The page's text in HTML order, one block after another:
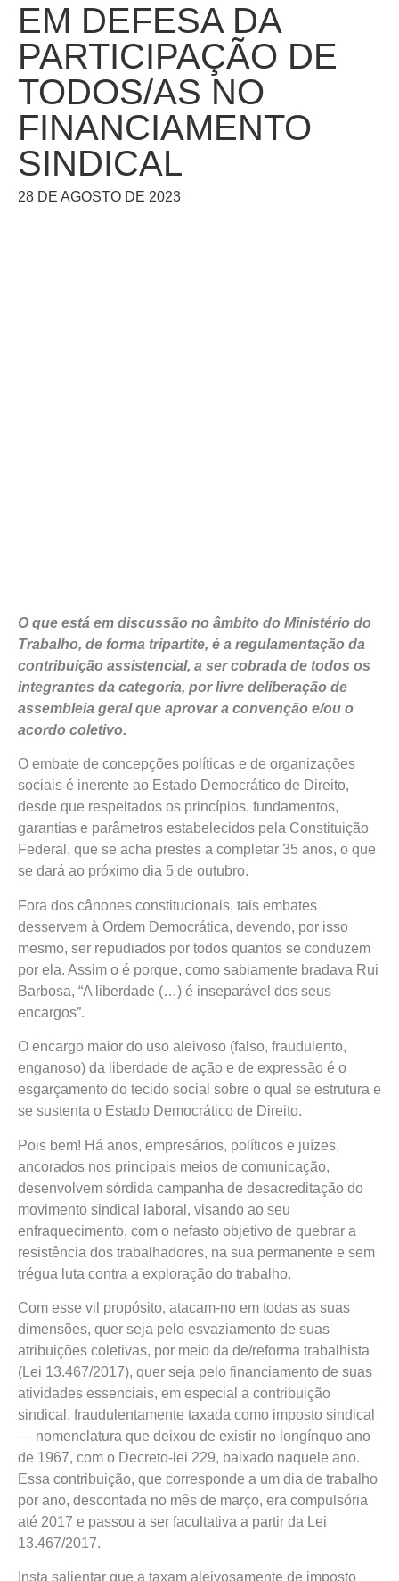
EM DEFESA DA
PARTICIPAÇÃO DE
TODOS/AS NO
FINANCIAMENTO
SINDICAL
28 DE AGOSTO DE 2023
O que está em discussão no âmbito do Ministério do
Trabalho, de forma tripartite, é a regulamentação da
contribuição assistencial, a ser cobrada de todos os
integrantes da categoria, por livre deliberação de
assembleia geral que aprovar a convenção e/ou o
acordo coletivo.
O embate de concepções políticas e de organizações
sociais é inerente ao Estado Democrático de Direito,
desde que respeitados os princípios, fundamentos,
garantias e parâmetros estabelecidos pela Constituição
Federal, que se acha prestes a completar 35 anos, o que
se dará ao próximo dia 5 de outubro.
Fora dos cânones constitucionais, tais embates
desservem à Ordem Democrática, devendo, por isso
mesmo, ser repudiados por todos quantos se conduzem
por ela. Assim o é porque, como sabiamente bradava Rui
Barbosa, “A liberdade (…) é inseparável dos seus
encargos”.
O encargo maior do uso aleivoso (falso, fraudulento,
enganoso) da liberdade de ação e de expressão é o
esgarçamento do tecido social sobre o qual se estrutura e
se sustenta o Estado Democrático de Direito.
Pois bem! Há anos, empresários, políticos e juízes,
ancorados nos principais meios de comunicação,
desenvolvem sórdida campanha de desacreditação do
movimento sindical laboral, visando ao seu
enfraquecimento, com o nefasto objetivo de quebrar a
resistência dos trabalhadores, na sua permanente e sem
trégua luta contra a exploração do trabalho.
Com esse vil propósito, atacam-no em todas as suas
dimensões, quer seja pelo esvaziamento de suas
atribuições coletivas, por meio da de/reforma trabalhista
(Lei 13.467/2017), quer seja pelo financiamento de suas
atividades essenciais, em especial a contribuição
sindical, fraudulentamente taxada como imposto sindical
— nomenclatura que deixou de existir no longínquo ano
de 1967, com o Decreto-lei 229, baixado naquele ano.
Essa contribuição, que corresponde a um dia de trabalho
por ano, descontada no mês de março, era compulsória
até 2017 e passou a ser facultativa a partir da Lei
13.467/2017.
Insta salientar que a taxam aleivosamente de imposto